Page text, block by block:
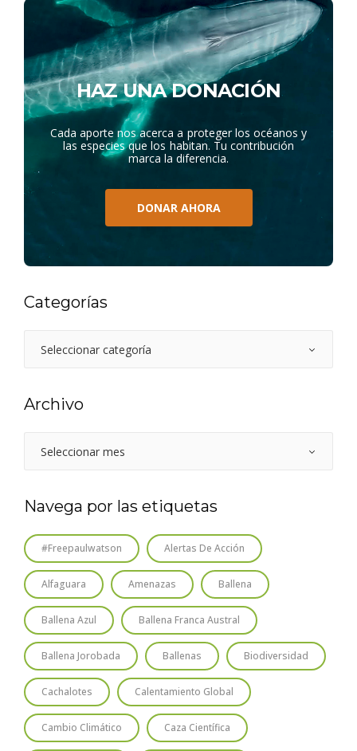
HAZ UNA DONACIÓN
Cada aporte nos acerca a proteger los océanos y
las especies que los habitan. Tu contribución
marca la diferencia.
DONAR AHORA
Categorías
Archivo
Navega por las etiquetas
#freepaulwatson Alertas De Acción
Alfaguara Amenazas Ballena
Ballena Azul Ballena Franca Austral
Ballena Jorobada Ballenas Biodiversidad
Cachalotes Calentamiento Global
Cambio Climático Caza Científica